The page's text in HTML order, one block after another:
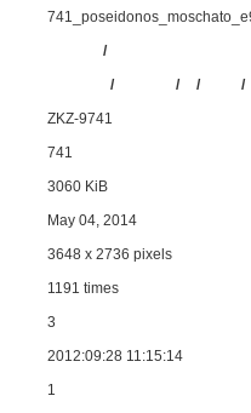
/
/ / / /
ΖΚΖ-9741
741
3060 KiB
May 04, 2014
3648 x 2736 pixels
1191 times
3
2012:09:28 11:15:14
1